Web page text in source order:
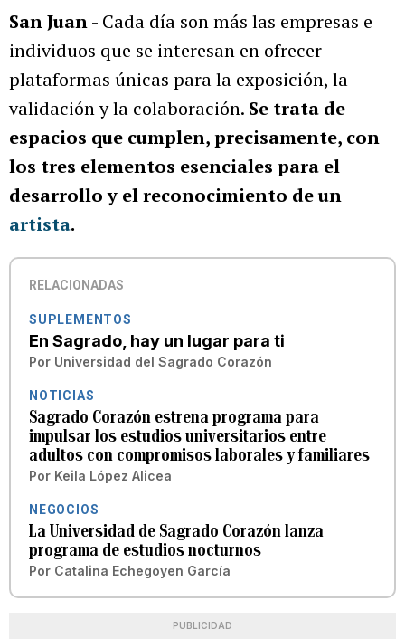
San Juan- Cada día son más las empresas e
individuos que se interesan en ofrecer
plataformas únicas para la exposición, la
validación y la colaboración. Se trata de
espacios que cumplen, precisamente, con
los tres elementos esenciales para el
desarrollo y el reconocimiento de un
artista.
RELACIONADAS
SUPLEMENTOS
En Sagrado, hay un lugar para ti
Por Universidad del Sagrado Corazón
NOTICIAS
Sagrado Corazón estrena programa para
impulsar los estudios universitarios entre
adultos con compromisos laborales y familiares
Por Keila López Alicea
NEGOCIOS
La Universidad de Sagrado Corazón lanza
programa de estudios nocturnos
Por Catalina Echegoyen García
PUBLICIDAD